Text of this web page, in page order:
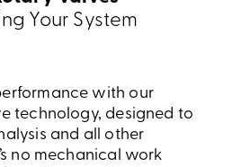
Your System
with our
technology, designed to
and all other
no mechanical work